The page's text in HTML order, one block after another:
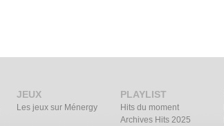
JEUX
Les jeux sur Ménergy
PLAYLIST
Hits du moment
Archives Hits 2025